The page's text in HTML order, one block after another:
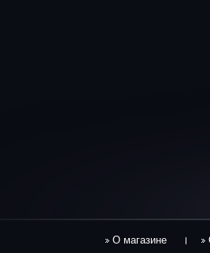
О магазине